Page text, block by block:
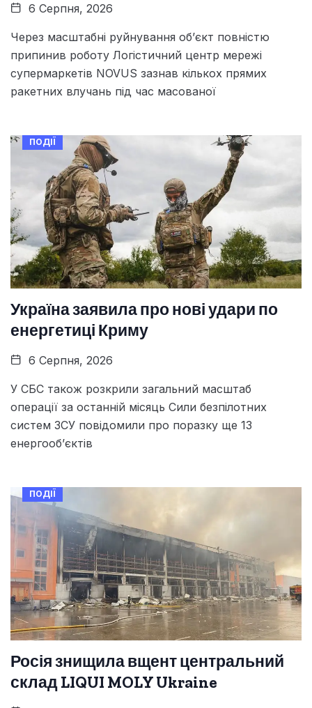
6 Серпня, 2026
Через масштабні руйнування об’єкт повністю
припинив роботу Логістичний центр мережі
супермаркетів NOVUS зазнав кількох прямих
ракетних влучань під час масованої
ПОДІЇ
Україна заявила про нові удари по
енергетиці Криму
6 Серпня, 2026
У СБС також розкрили загальний масштаб
операції за останній місяць Сили безпілотних
систем ЗСУ повідомили про поразку ще 13
енергооб’єктів
ПОДІЇ
Росія знищила вщент центральний
склад LIQUI MOLY Ukraine